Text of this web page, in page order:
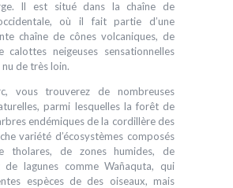
Il est situé dans la chaîne de
où il fait partie d’une
chaîne de cônes volcaniques, de
calottes neigeuses sensationnelles
de très loin.
vous trouverez de nombreuses
parmi lesquelles la forêt de
endémiques de la cordillère des
variété d’écosystèmes composés
tholares, de zones humides, de
de lagunes comme Wañaquta, qui
espèces de des oiseaux, mais